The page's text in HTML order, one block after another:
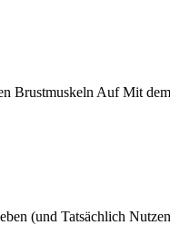
Brustmuskeln Auf Mit
(und Tatsächlich